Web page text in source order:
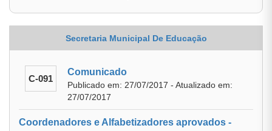
Secretaria Municipal De Educação
C-091
Comunicado
Publicado em: 27/07/2017 - Atualizado em:
27/07/2017
Coordenadores e Alfabetizadores aprovados -